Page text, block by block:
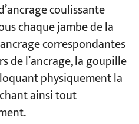
coulissante
chaque jambe de la
correspondantes
de l’ancrage, la goupille
physiquement la
ainsi tout